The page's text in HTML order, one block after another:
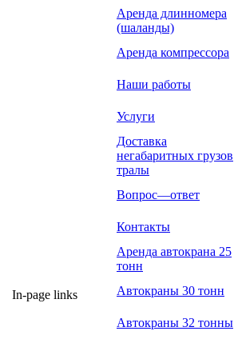
In-page links
Аренда длинномера
(шаланды)
Аренда компрессора
Наши работы
Услуги
Доставка
негабаритных грузов
тралы
Вопрос—ответ
Контакты
Аренда автокрана 25
тонн
Автокраны 30 тонн
Автокраны 32 тонны